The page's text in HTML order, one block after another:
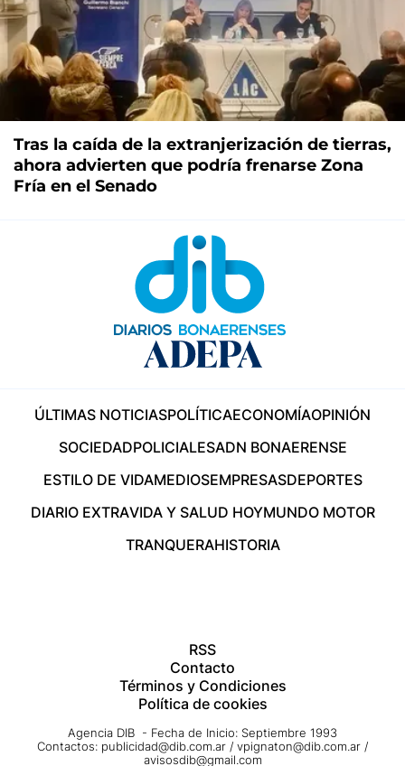
Tras la caída de la extranjerización de tierras,
ahora advierten que podría frenarse Zona
Fría en el Senado
ÚLTIMAS NOTICIASPOLÍTICAECONOMÍAOPINIÓN
SOCIEDADPOLICIALESADN BONAERENSE
ESTILO DE VIDAMEDIOSEMPRESASDEPORTES
DIARIO EXTRAVIDA Y SALUD HOYMUNDO MOTOR
TRANQUERAHISTORIA
RSS
Contacto
Términos y Condiciones
Política de cookies
Agencia DIB - Fecha de Inicio: Septiembre 1993
Contactos: publicidad@dib.com.ar / vpignaton@dib.com.ar /
avisosdib@gmail.com